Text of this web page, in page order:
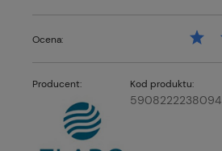
Ocena:
Producent: Kod produktu:
5908222238094